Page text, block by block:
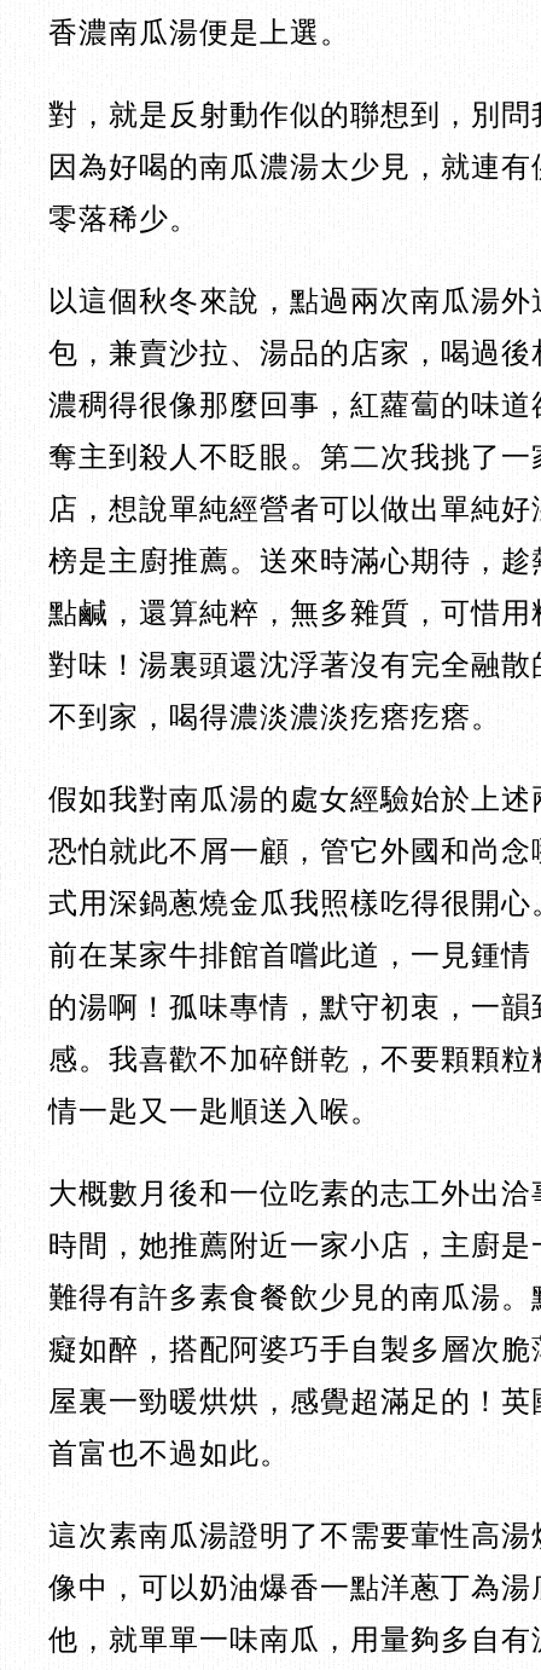
香濃南瓜湯便是上選。
對，就是反射動作似的聯想到，別
因為好喝的南瓜濃湯太少見，就連
零落稀少。
以這個秋冬來說，點過兩次南瓜湯
包，兼賣沙拉、湯品的店家，喝過
濃稠得很像那麼回事，紅蘿蔔的味
奪主到殺人不眨眼。第二次我挑了
店，想說單純經營者可以做出單純
榜是主廚推薦。送來時滿心期待，
點鹹，還算純粹，無多雜質，可惜
對味！湯裏頭還沈浮著沒有完全融
不到家，喝得濃淡濃淡疙瘩疙瘩。
假如我對南瓜湯的處女經驗始於上
恐怕就此不屑一顧，管它外國和尚
式用深鍋蔥燒金瓜我照樣吃得很開
前在某家牛排館首嚐此道，一見鍾
的湯啊！孤味專情，默守初衷，一
感。我喜歡不加碎餅乾，不要顆顆
情一匙又一匙順送入喉。
大概數月後和一位吃素的志工外出
時間，她推薦附近一家小店，主廚
難得有許多素食餐飲少見的南瓜湯
癡如醉，搭配阿婆巧手自製多層次
屋裏一勁暖烘烘，感覺超滿足的！
首富也不過如此。
這次素南瓜湯證明了不需要葷性高
像中，可以奶油爆香一點洋蔥丁為
他，就單單一味南瓜，用量夠多自